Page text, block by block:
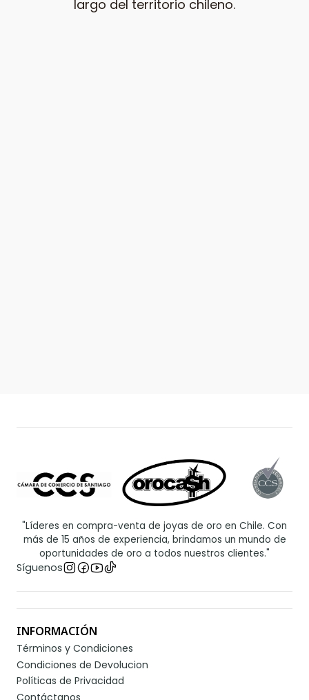
largo del territorio chileno.
"Líderes en compra-venta de joyas de oro en Chile. Con
más de 15 años de experiencia, brindamos un mundo de
oportunidades de oro a todos nuestros clientes."
Síguenos
INFORMACIÓN
Términos y Condiciones
Condiciones de Devolucion
Políticas de Privacidad
Contáctanos